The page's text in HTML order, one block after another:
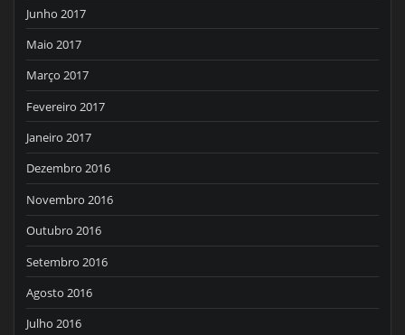
Junho 2017
Maio 2017
Março 2017
Fevereiro 2017
Janeiro 2017
Dezembro 2016
Novembro 2016
Outubro 2016
Setembro 2016
Agosto 2016
Julho 2016